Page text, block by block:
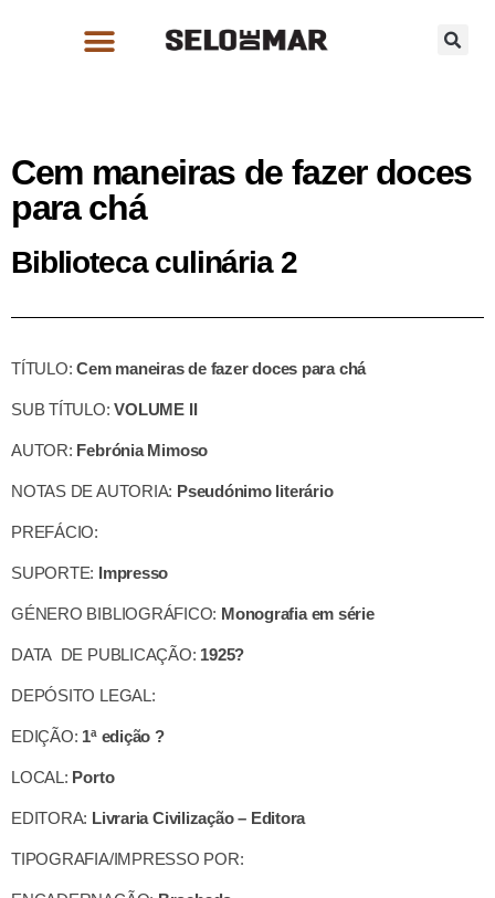
Cem maneiras de fazer doces
para chá
Biblioteca culinária 2
TÍTULO:Cem maneiras de fazer doces para chá
SUB TÍTULO:VOLUME II
AUTOR: Febrónia Mimoso
NOTAS DE AUTORIA: Pseudónimo literário
PREFÁCIO:
SUPORTE: Impresso
GÉNERO BIBLIOGRÁFICO: Monografia em série
DATA DE PUBLICAÇÃO: 1925?
DEPÓSITO LEGAL:
EDIÇÃO: 1ª edição ?
LOCAL: Porto
EDITORA: Livraria Civilização – Editora
TIPOGRAFIA/IMPRESSO POR: